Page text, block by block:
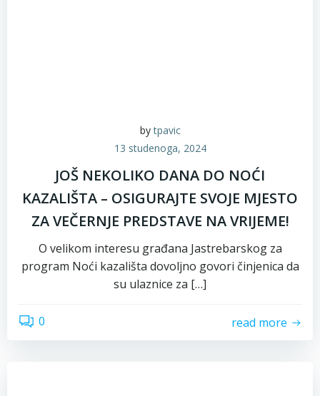
bytpavic
13 studenoga, 2024
JOŠ NEKOLIKO DANA DO NOĆI
KAZALIŠTA – OSIGURAJTE SVOJE MJESTO
ZA VEČERNJE PREDSTAVE NA VRIJEME!
O velikom interesu građana Jastrebarskog za
program Noći kazališta dovoljno govori činjenica da
su ulaznice za […]
0 read more